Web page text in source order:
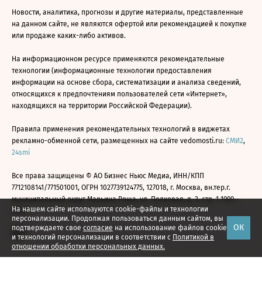
На нашем сайте используются cookie-файлы и технологии
персонализации. Продолжая пользоваться данным сайтом, вы
подтверждаете свое согласие на использование файлов cookie
и технологий персонализации в соответствии с Политикой в
отношении обработки персональных данных.
ОК
Новости, аналитика, прогнозы и другие материалы, представленные
на данном сайте, не являются офертой или рекомендацией к покупке
или продаже каких-либо активов.
На информационном ресурсе применяются рекомендательные
технологии (информационные технологии предоставления
информации на основе сбора, систематизации и анализа сведений,
относящихся к предпочтениям пользователей сети «Интернет»,
находящихся на территории Российской Федерации).
Правила применения рекомендательных технологий в виджетах
рекламно-обменной сети, размещенных на сайте vedomosti.ru: СМИ2,
24smi
Все права защищены © АО Бизнес Ньюс Медиа, ИНН/КПП
7712108141/771501001, ОГРН 1027739124775, 127018, г. Москва, вн.тер.г.
муниципальный округ Марьина Роща, ул. Полковая, д. 3, стр. 1 1999—
2026